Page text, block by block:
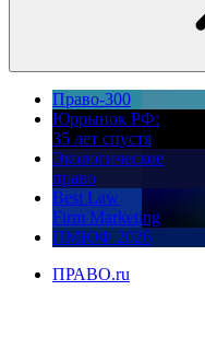
Право-300
Юррынок РФ:
35 лет спустя
Экологическое
право
Best Law
Firm Marketing
ПМЮФ 2026
ПРАВО.ru